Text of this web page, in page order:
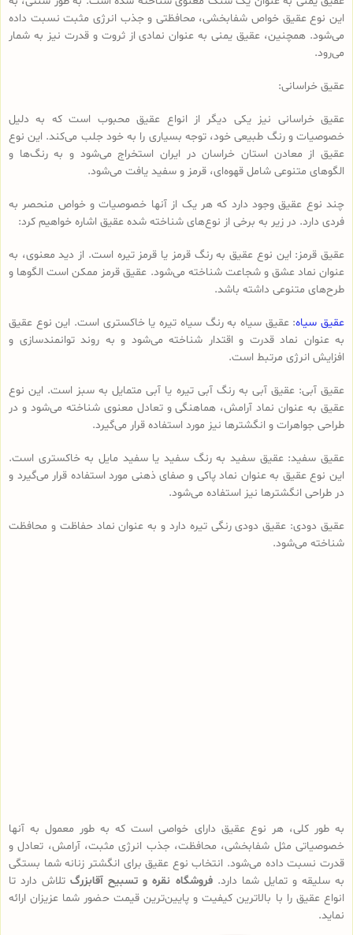
این نوع عقیق خواص شفابخشی، محافظتی و جذب انرژی مثبت نسبت داده
می‌شود. همچنین، عقیق یمنی به عنوان نمادی از ثروت و قدرت نیز به شمار
می‌رود.
عقیق خراسانی:
عقیق خراسانی نیز یکی دیگر از انواع عقیق محبوب است که به دلیل
خصوصیات و رنگ طبیعی خود، توجه بسیاری را به خود جلب می‌کند. این نوع
عقیق از معادن استان خراسان در ایران استخراج می‌شود و به رنگ‌ها و
الگوهای متنوعی شامل قهوه‌ای، قرمز و سفید یافت می‌شود.
چند نوع عقیق وجود دارد که هر یک از آنها خصوصیات و خواص منحصر به
فردی دارد. در زیر به برخی از نوع‌های شناخته شده عقیق اشاره خواهیم کرد:
عقیق قرمز: این نوع عقیق به رنگ قرمز یا قرمز تیره است. از دید معنوی، به
عنوان نماد عشق و شجاعت شناخته می‌شود. عقیق قرمز ممکن است الگوها و
طرح‌های متنوعی داشته باشد.
عقیق سیاه: عقیق سیاه به رنگ سیاه تیره یا خاکستری است. این نوع عقیق
به عنوان نماد قدرت و اقتدار شناخته می‌شود و به روند توانمندسازی و
افزایش انرژی مرتبط است.
عقیق آبی: عقیق آبی به رنگ آبی تیره یا آبی متمایل به سبز است. این نوع
عقیق به عنوان نماد آرامش، هماهنگی و تعادل معنوی شناخته می‌شود و در
طراحی جواهرات و انگشترها نیز مورد استفاده قرار می‌گیرد.
عقیق سفید: عقیق سفید به رنگ سفید یا سفید مایل به خاکستری است.
این نوع عقیق به عنوان نماد پاکی و صفای ذهنی مورد استفاده قرار می‌گیرد و
در طراحی انگشترها نیز استفاده می‌شود.
عقیق دودی: عقیق دودی رنگی تیره دارد و به عنوان نماد حفاظت و محافظت
شناخته می‌شود.
به طور کلی، هر نوع عقیق دارای خواصی است که به طور معمول به آنها
خصوصیاتی مثل شفابخشی، محافظت، جذب انرژی مثبت، آرامش، تعادل و
قدرت نسبت داده می‌شود. انتخاب نوع عقیق برای انگشتر زنانه شما بستگی
به سلیقه و تمایل شما دارد.فروشگاه نقره و تسبیح آقابزرگتلاش دارد تا
انواع عقیق را با بالاترین کیفیت و پایین‌ترین قیمت حضور شما عزیزان ارائه
نماید.